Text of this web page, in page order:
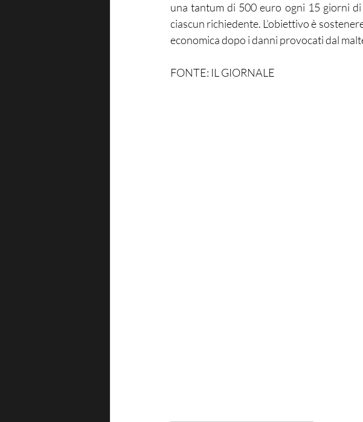
una tantum di 500 euro ogni 15 giorni
ciascun richiedente. L’obiettivo è
economica dopo i danni provocati dal
FONTE: IL GIORNALE